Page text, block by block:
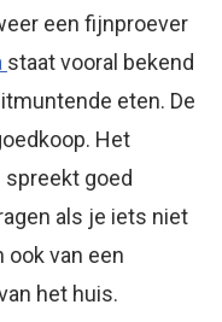
een fijnproever
staat vooral bekend
eten. De
Het
goed
als je iets niet
ook van een
het huis.